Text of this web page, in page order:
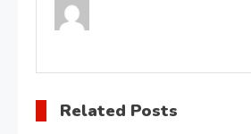
Related Posts